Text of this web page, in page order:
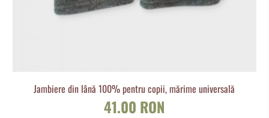
Jambiere din lână 100% pentru copii, mărime universală
41.00 RON